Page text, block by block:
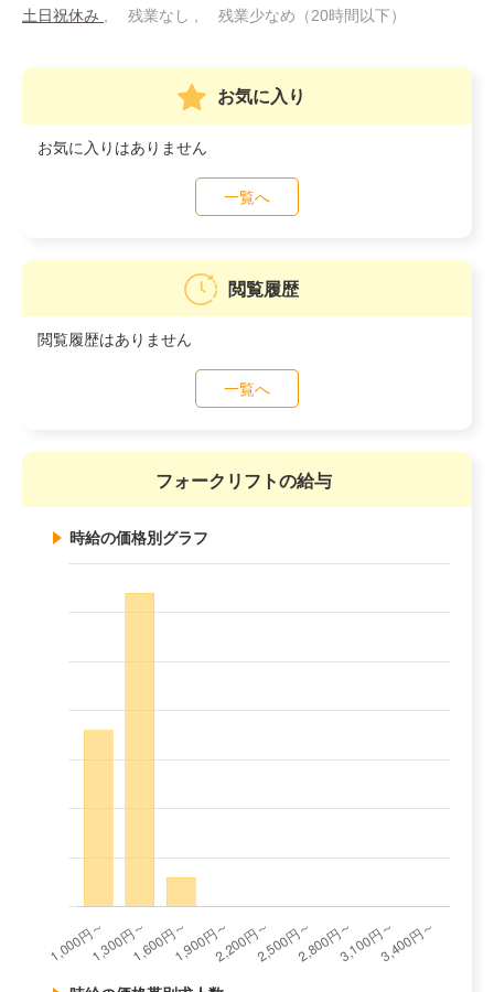
土日祝休み 残業なし 残業少なめ（20時間以下）
お気に入り
お気に入りはありません
一覧へ
閲覧履歴
閲覧履歴はありません
一覧へ
フォークリフトの給与
時給の価格別グラフ